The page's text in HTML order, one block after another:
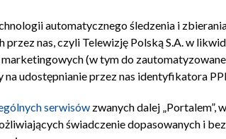
Moje zgody Pomoc Biuro
automatycznego śledzenia i
nas, czyli Telewizję Polską S.A. w
marketingowych (w tym do
udostępnianie przez nas identyfikatora
serwisów zwanych dalej
świadczenie dopasowanych i